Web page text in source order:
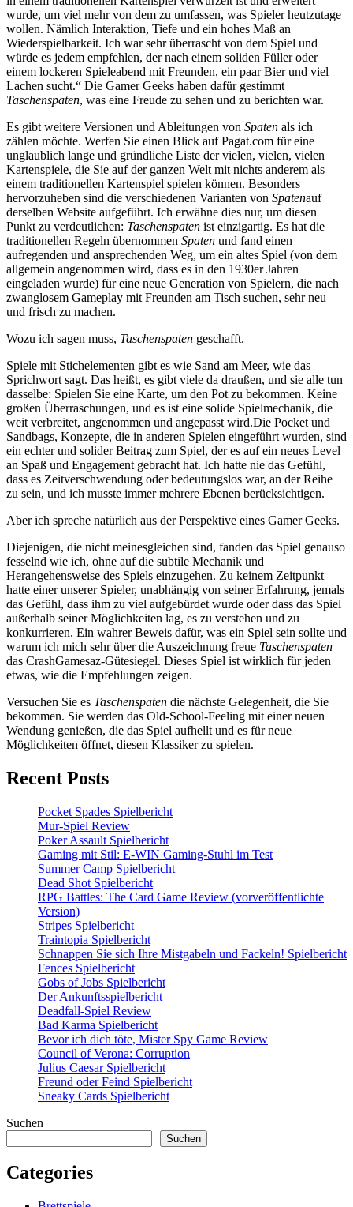
wurde, um viel mehr von dem zu umfassen, was Spieler heutzutage
wollen. Nämlich Interaktion, Tiefe und ein hohes Maß an
Wiederspielbarkeit. Ich war sehr überrascht von dem Spiel und
würde es jedem empfehlen, der nach einem soliden Füller oder
einem lockeren Spieleabend mit Freunden, ein paar Bier und viel
Lachen sucht.“ Die Gamer Geeks haben dafür gestimmt
Taschenspaten, was eine Freude zu sehen und zu berichten war.
Es gibt weitere Versionen und Ableitungen von Spaten als ich
zählen möchte. Werfen Sie einen Blick auf Pagat.com für eine
unglaublich lange und gründliche Liste der vielen, vielen, vielen
Kartenspiele, die Sie auf der ganzen Welt mit nichts anderem als
einem traditionellen Kartenspiel spielen können. Besonders
hervorzuheben sind die verschiedenen Varianten von Spatenauf
derselben Website aufgeführt. Ich erwähne dies nur, um diesen
Punkt zu verdeutlichen: Taschenspaten ist einzigartig. Es hat die
traditionellen Regeln übernommen Spaten und fand einen
aufregenden und ansprechenden Weg, um ein altes Spiel (von dem
allgemein angenommen wird, dass es in den 1930er Jahren
eingeladen wurde) für eine neue Generation von Spielern, die nach
zwanglosem Gameplay mit Freunden am Tisch suchen, sehr neu
und frisch zu machen.
Wozu ich sagen muss, Taschenspaten geschafft.
Spiele mit Stichelementen gibt es wie Sand am Meer, wie das
Sprichwort sagt. Das heißt, es gibt viele da draußen, und sie alle tun
dasselbe: Spielen Sie eine Karte, um den Pot zu bekommen. Keine
großen Überraschungen, und es ist eine solide Spielmechanik, die
weit verbreitet, angenommen und angepasst wird.Die Pocket und
Sandbags, Konzepte, die in anderen Spielen eingeführt wurden, sind
ein echter und solider Beitrag zum Spiel, der es auf ein neues Level
an Spaß und Engagement gebracht hat. Ich hatte nie das Gefühl,
dass es Zeitverschwendung oder bedeutungslos war, an der Reihe
zu sein, und ich musste immer mehrere Ebenen berücksichtigen.
Aber ich spreche natürlich aus der Perspektive eines Gamer Geeks.
Diejenigen, die nicht meinesgleichen sind, fanden das Spiel genauso
fesselnd wie ich, ohne auf die subtile Mechanik und
Herangehensweise des Spiels einzugehen. Zu keinem Zeitpunkt
hatte einer unserer Spieler, unabhängig von seiner Erfahrung, jemals
das Gefühl, dass ihm zu viel aufgebürdet wurde oder dass das Spiel
außerhalb seiner Möglichkeiten lag, es zu verstehen und zu
konkurrieren. Ein wahrer Beweis dafür, was ein Spiel sein sollte und
warum ich mich sehr über die Auszeichnung freue Taschenspaten
das CrashGamesaz-Gütesiegel. Dieses Spiel ist wirklich für jeden
etwas, wie die Empfehlungen zeigen.
Versuchen Sie es Taschenspaten die nächste Gelegenheit, die Sie
bekommen. Sie werden das Old-School-Feeling mit einer neuen
Wendung genießen, die das Spiel aufhellt und es für neue
Möglichkeiten öffnet, diesen Klassiker zu spielen.
Recent Posts
Pocket Spades Spielbericht
Mur-Spiel Review
Poker Assault Spielbericht
Gaming mit Stil: E-WIN Gaming-Stuhl im Test
Summer Camp Spielbericht
Dead Shot Spielbericht
RPG Battles: The Card Game Review (vorveröffentlichte
Version)
Stripes Spielbericht
Traintopia Spielbericht
Schnappen Sie sich Ihre Mistgabeln und Fackeln! Spielbericht
Fences Spielbericht
Gobs of Jobs Spielbericht
Der Ankunftsspielbericht
Deadfall-Spiel Review
Bad Karma Spielbericht
Bevor ich dich töte, Mister Spy Game Review
Council of Verona: Corruption
Julius Caesar Spielbericht
Freund oder Feind Spielbericht
Sneaky Cards Spielbericht
Suchen
Suchen
Categories